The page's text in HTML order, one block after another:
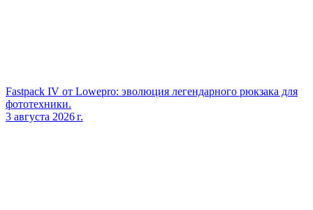
Fastpack IV от Lowepro: эволюция легендарного рюкзака для
фототехники.
3 августа 2026 г.